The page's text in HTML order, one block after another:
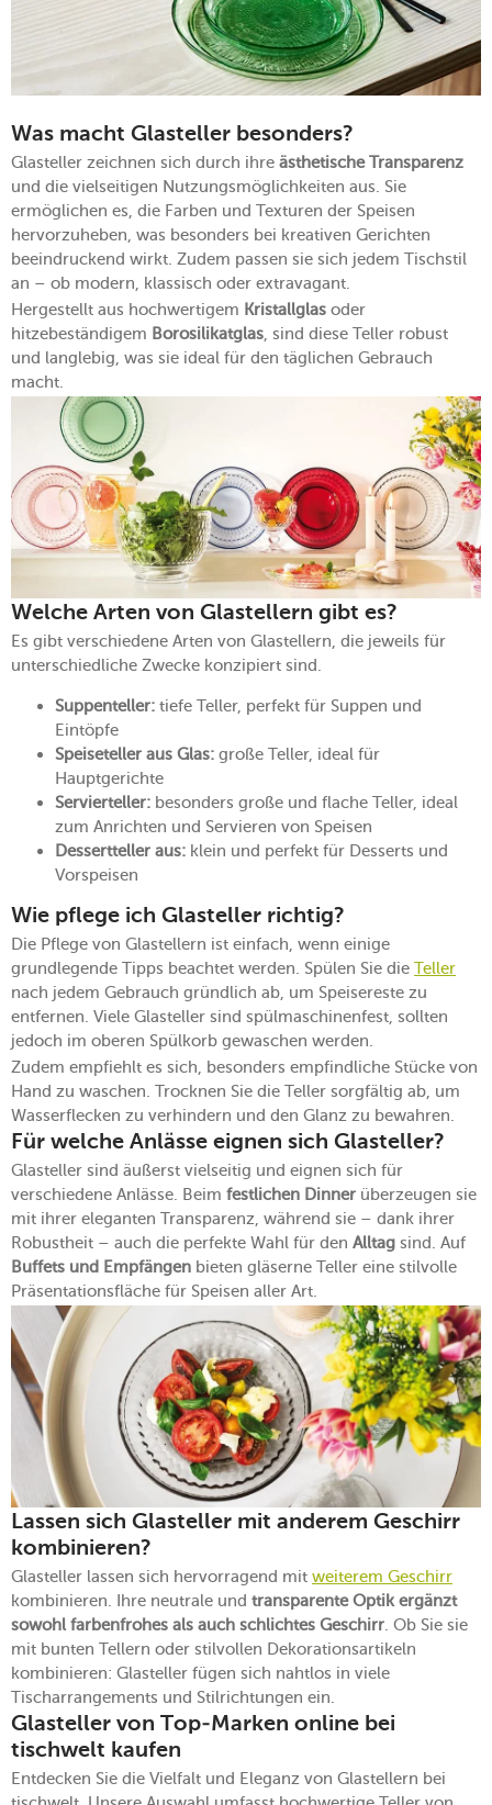
Was macht Glasteller besonders?
Glasteller zeichnen sich durch ihre ästhetische Transparenz
und die vielseitigen Nutzungsmöglichkeiten aus. Sie
ermöglichen es, die Farben und Texturen der Speisen
hervorzuheben, was besonders bei kreativen Gerichten
beeindruckend wirkt. Zudem passen sie sich jedem Tischstil
an – ob modern, klassisch oder extravagant.
Hergestellt aus hochwertigem Kristallglas oder
hitzebeständigem Borosilikatglas , sind diese Teller robust
und langlebig, was sie ideal für den täglichen Gebrauch
macht.
Welche Arten von Glastellern gibt es?
Es gibt verschiedene Arten von Glastellern, die jeweils für
unterschiedliche Zwecke konzipiert sind.
Suppenteller: tiefe Teller, perfekt für Suppen und
Eintöpfe
Speiseteller aus Glas: große Teller, ideal für
Hauptgerichte
Servierteller: besonders große und flache Teller, ideal
zum Anrichten und Servieren von Speisen
Dessertteller aus: klein und perfekt für Desserts und
Vorspeisen
Wie pflege ich Glasteller richtig?
Die Pflege von Glastellern ist einfach, wenn einige
grundlegende Tipps beachtet werden. Spülen Sie die Teller
nach jedem Gebrauch gründlich ab, um Speisereste zu
entfernen. Viele Glasteller sind spülmaschinenfest, sollten
jedoch im oberen Spülkorb gewaschen werden.
Zudem empfiehlt es sich, besonders empfindliche Stücke von
Hand zu waschen. Trocknen Sie die Teller sorgfältig ab, um
Wasserflecken zu verhindern und den Glanz zu bewahren.
Für welche Anlässe eignen sich Glasteller?
Glasteller sind äußerst vielseitig und eignen sich für
verschiedene Anlässe. Beim festlichen Dinner überzeugen sie
mit ihrer eleganten Transparenz, während sie – dank ihrer
Robustheit – auch die perfekte Wahl für den Alltag sind. Auf
Buffets und Empfängen bieten gläserne Teller eine stilvolle
Präsentationsfläche für Speisen aller Art.
Lassen sich Glasteller mit anderem Geschirr
kombinieren?
Glasteller lassen sich hervorragend mit weiterem Geschirr
kombinieren. Ihre neutrale und transparente Optik ergänzt
sowohl farbenfrohes als auch schlichtes Geschirr. Ob Sie sie
mit bunten Tellern oder stilvollen Dekorationsartikeln
kombinieren: Glasteller fügen sich nahtlos in viele
Tischarrangements und Stilrichtungen ein.
Glasteller von Top-Marken online bei
tischwelt kaufen
Entdecken Sie die Vielfalt und Eleganz von Glastellern bei